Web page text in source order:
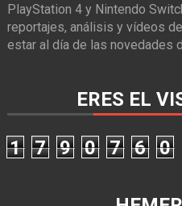
PlayStation 4 y Nintendo
reportajes, análisis y vídeos
estar al día de las novedades
ERES EL
1 7 9 0 7 6 0